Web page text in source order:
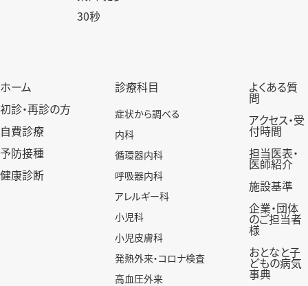
30秒
ホーム
初診・再診の方
自費診療
予防接種
健康診断
診療科目
症状から調べる
内科
循環器内科
呼吸器内科
アレルギー科
小児科
小児皮膚科
発熱外来・コロナ検査
高血圧外来
よくある質
問
アクセス・受
付時間
担当医表・
医師紹介
施設基準
企業・団体
のご担当者
様
おとなと子
どもの病気
事典